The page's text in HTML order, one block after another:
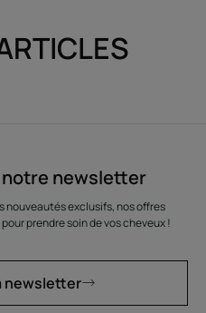
newsletter
nouveautés exclusifs, nos offres
prendre soin de vos cheveux !
newsletter